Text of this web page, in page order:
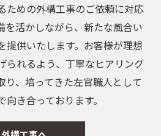
ための外構工事のご依頼に対応
を活かしながら、新たな風合い
提供いたします。お客様が理想
られるよう、丁寧なヒアリング
り、培ってきた左官職人として
き合っております。